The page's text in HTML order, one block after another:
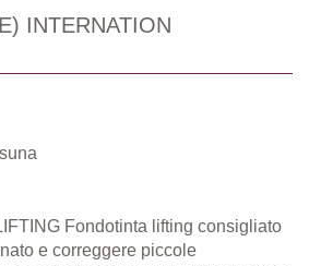
INTERNATION
Fondotinta lifting consigliato
e correggere piccole